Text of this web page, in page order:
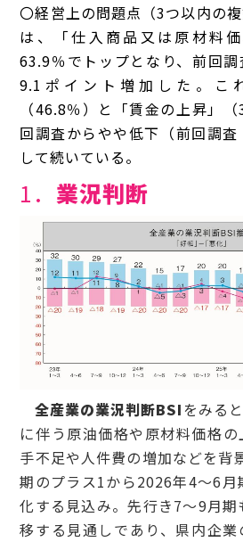
〇経営上の問題点 （3つ以内の
は、「仕入商品又は原材料
63.9％でトップとなり、前回
9.1ポイント増加した。こ
（46.8％）と「賃金の上昇」
回調査からやや低下（前回調査
して続いている。
1． 業況判断
全産業の業況判断BSIをみる
に伴う原油価格や原材料価格
手不足や人件費の増加などを背
期のプラス1から2026年4～6
化する見込み。先行き7～9月
移する見通しであり、県内企